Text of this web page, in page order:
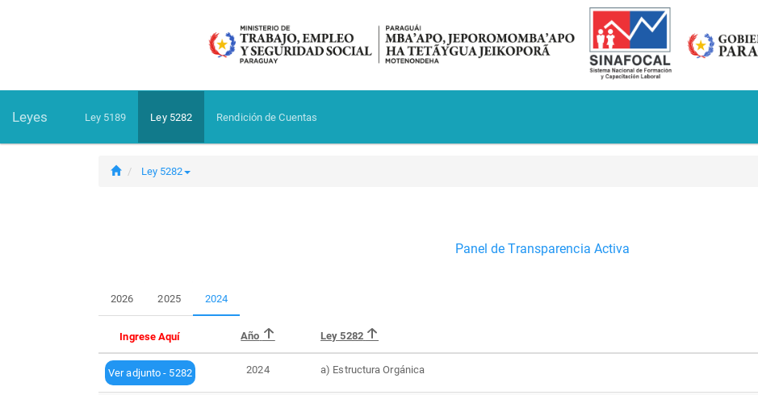
Leyes Ley 5189 Ley 5282 Rendición de Cuentas
Ley 5282
Panel de Transparencia Activa
2026 2025 2024
Ingrese Aquí Año Ley 5282
Ver adjunto - 5282 2024 a) Estructura Orgánica